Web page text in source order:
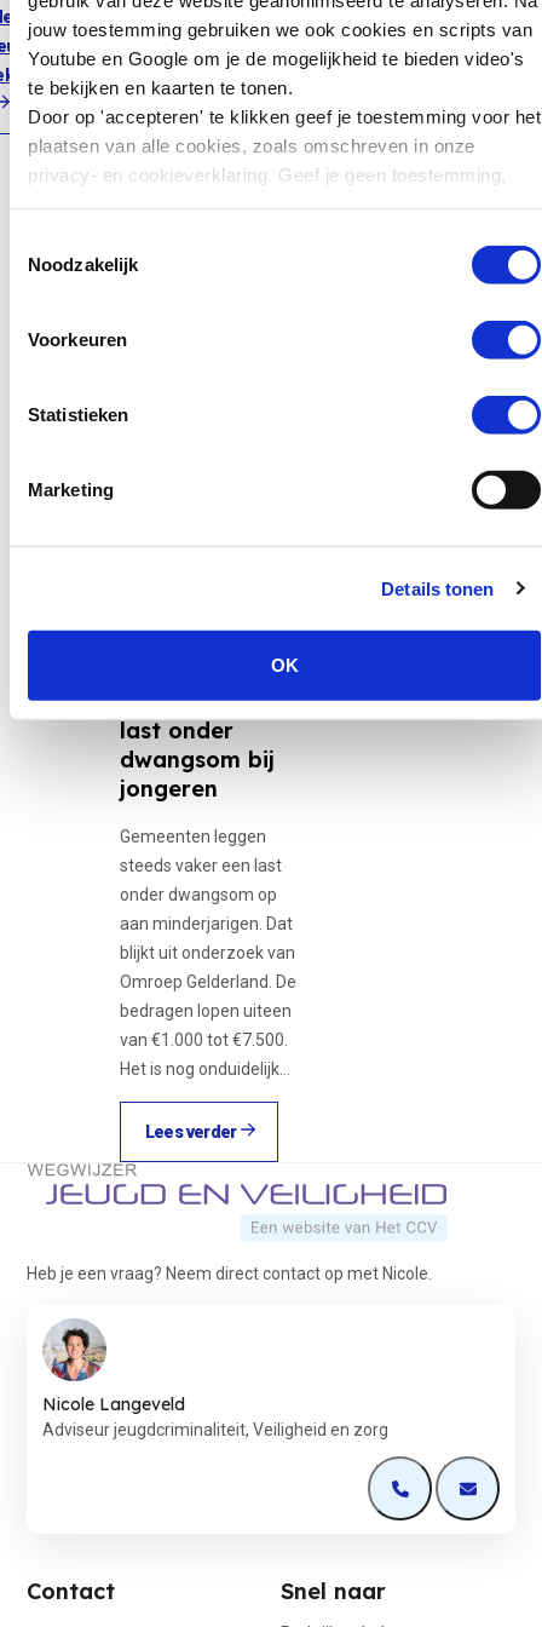
jouw toestemming gebruiken we ook cookies en scripts van
Youtube en Google om je de mogelijkheid te bieden video's
te bekijken en kaarten te tonen.
Door op 'accepteren' te klikken geef je toestemming voor het
plaatsen van alle cookies, zoals omschreven in onze
privacy- en cookieverklaring. Geef je geen toestemming,
Noodzakelijk
Voorkeuren
Statistieken
Marketing
Details tonen
OK
Download
ontwikkeld door NHVeilig,
Centrum voor
mogelijk gemaakt door het
Veiligheid.
Zweden wil jonge
tieners die ernstige
misdrijven plegen
zwaarder kunnen
straffen. Jongeren van
15 tot en met 17 jaar
kunnen daar sinds kort
terechtkomen in plaats
gebruiken vaker
last onder
dwangsom bij
jongeren
Gemeenten leggen
steeds vaker een last
onder dwangsom op
aan minderjarigen. Dat
blijkt uit onderzoek van
Omroep Gelderland. De
bedragen lopen uiteen
van €1.000 tot €7.500.
Het is nog onduidelijk…
Adolescente...
Lees verder
Terug naar de startpagina
Heb je een vraag? Neem direct contact op met Nicole.
Nicole Langeveld
Adviseur jeugdcriminaliteit, Veiligheid en zorg
Open deOpen de
Contact Snel naar